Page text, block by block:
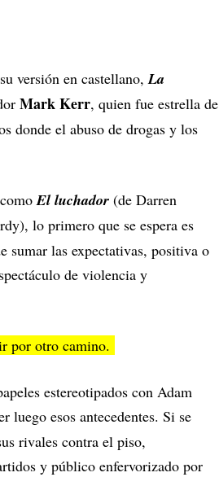
versión en castellano, La
Mark Kerr, quien fue estrella de
donde el abuso de drogas y los
El luchador (de Darren
lo primero que se espera es
sumar las expectativas, positiva o
de violencia y
por otro camino.
estereotipados con Adam
luego esos antecedentes. Si se
rivales contra el piso,
y público enfervorizado por